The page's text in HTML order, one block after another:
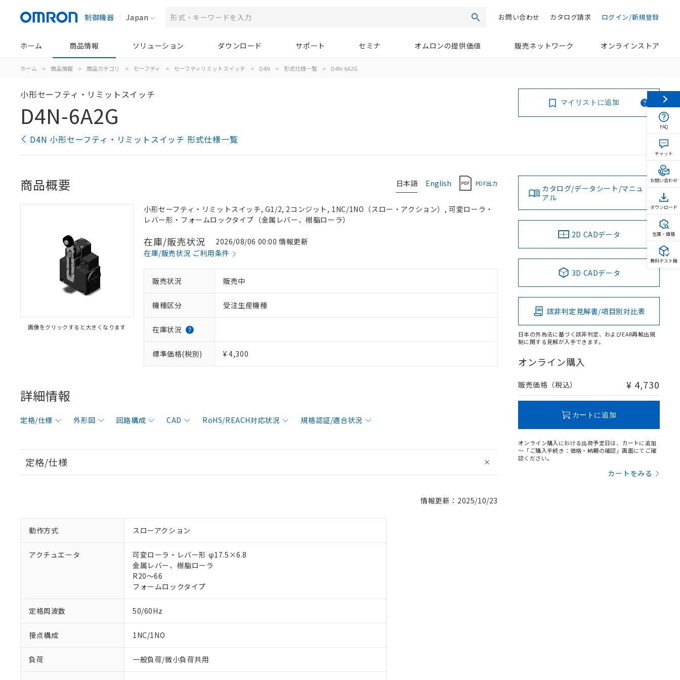
制御機器 Japan 検索 ログイン/新規登録
カタログ請求
お問い合わせ
ホーム 商品情報 ソリューション ダウンロード サポート セミナ オムロンの提供価値 販売ネットワーク オンラインストア
ホーム > 商品情報 > 商品カテゴリ > セーフティ > セーフティリミットスイッチ > D4N > 形式仕様一覧 > D4N-6A2G
小形セーフティ・リミットスイッチ
D4N-6A2G
D4N 小形セーフティ・リミットスイッチ 形式仕様一覧
マイリストに追加
日本語 English PDF出力
商品概要
画像をクリックすると大きくなります
小形セーフティ・リミットスイッチ, G1/2, 2コンジット, 1NC/1NO（スロー・アクション）, 可変ローラ・
レバー形・フォームロックタイプ（金属レバー、樹脂ローラ）
在庫/販売状況
2026/08/06 00:00 情報更新
在庫/販売状況 ご利用条件
販売状況 販売中
機種区分 受注生産機種
在庫状況
標準価格(税別) ¥ 4,300
詳細情報
定格/仕様 外形図 回路構成 CAD RoHS/REACH対応状況 規格認証/適合状況
定格/仕様
情報更新：2025/10/23
動作方式 スローアクション
アクチュエータ
可変ローラ・レバー形 φ17.5×6.8
金属レバー、樹脂ローラ
R20～66
フォームロックタイプ
定格周波数 50/60Hz
接点構成 1NC/1NO
負荷 一般負荷/微小負荷共用
カタログ/データシート/マニュ
アル
2D CADデータ
3D CADデータ
該非判定見解書/項目別対比表
日本の外為法に基づく該非判定、およびEAR再輸出規
制に関する見解が入手できます。
オンライン購入
販売価格（税込） ¥ 4,730
カートに追加
オンライン購入における出荷予定日は、カートに追加
～「ご購入手続き：価格・納期の確認」画面にてご確
認ください。
カートをみる
FAQ
チャット
お問い合わせ
ダウンロード
在庫・価格
無料テスト機